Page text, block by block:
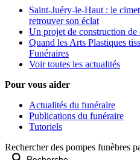
Saint-Juéry-le-Haut : le
retrouver son éclat
Un projet de construction
Quand les Arts Plastiques
Funéraires
Voir toutes les actualités
Pour vous aider
Actualités du funéraire
Publications du funéraire
Tutoriels
Rechercher des pompes funèbres